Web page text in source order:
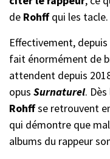
de Rohffqui les tacle.
Effectivement,
fait énormément de
attendent depuis
opus Surnaturel.
Rohffse retrouvent
qui démontre que
albums du rappeur